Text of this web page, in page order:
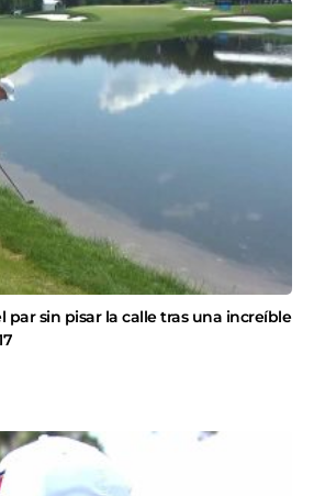
par sin pisar la calle tras una increíble